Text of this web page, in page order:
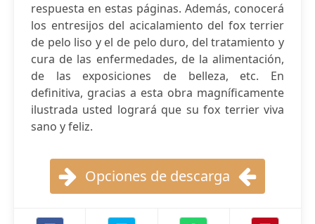
respuesta en estas páginas. Además, conocerá
los entresijos del acicalamiento del fox terrier
de pelo liso y el de pelo duro, del tratamiento y
cura de las enfermedades, de la alimentación,
de las exposiciones de belleza, etc. En
definitiva, gracias a esta obra magníficamente
ilustrada usted logrará que su fox terrier viva
sano y feliz.
Opciones de descarga